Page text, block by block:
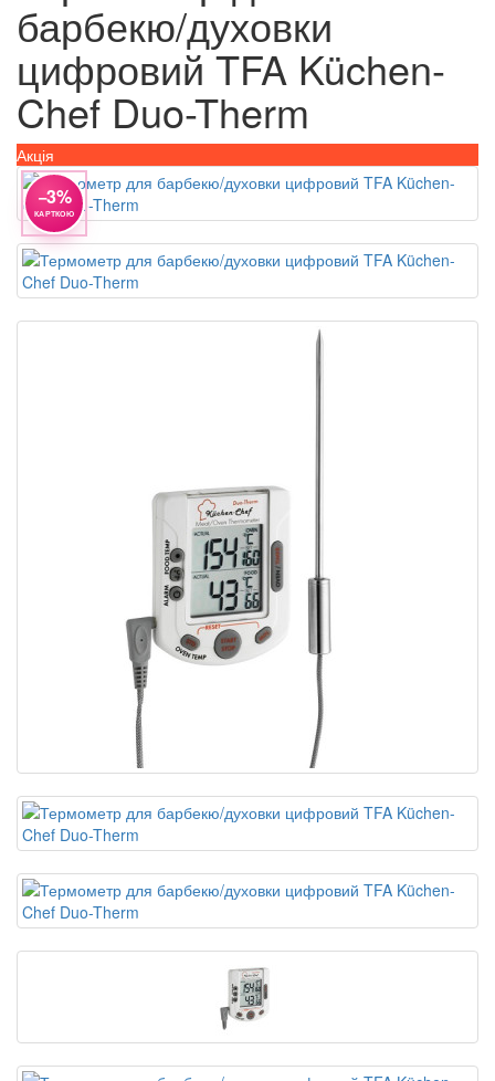
барбекю/духовки
цифровий TFA Küchen-
Chef Duo-Therm
Акція
−3%
КАРТКОЮ